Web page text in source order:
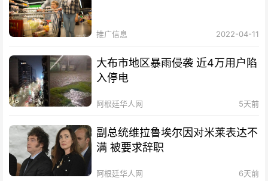
推广信息 2022-04-11
大布市地区暴雨侵袭 近4万用户陷
入停电
阿根廷华人网 5天前
副总统维拉鲁埃尔因对米莱表达不
满 被要求辞职
阿根廷华人网 6天前